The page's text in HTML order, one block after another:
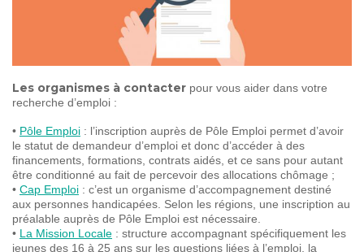
DEMAIN
AGIR ENSEMBLE
Les organismes à contacter pour vous aider dans votre
recherche d’emploi :
• Pôle Emploi : l’inscription auprès de Pôle Emploi permet d’avoir
le statut de demandeur d’emploi et donc d’accéder à des
financements, formations, contrats aidés, et ce sans pour autant
être conditionné au fait de percevoir des allocations chômage ;
• Cap Emploi : c’est un organisme d’accompagnement destiné
aux personnes handicapées. Selon les régions, une inscription au
préalable auprès de Pôle Emploi est nécessaire.
• La Mission Locale : structure accompagnant spécifiquement les
jeunes des 16 à 25 ans sur les questions liées à l’emploi, la